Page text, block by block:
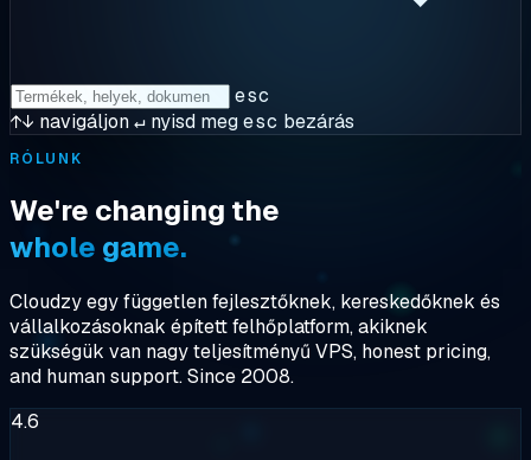
esc
↑↓ navigáljon↵ nyisd megesc bezárás
RÓLUNK
We're changing the
whole game.
Cloudzy egyfüggetlenfejlesztőknek, kereskedőknek és
vállalkozásoknak épített felhőplatform, akiknek
szükségük van nagy teljesítményű VPS, honest pricing,
and human support. Since 2008.
4.6